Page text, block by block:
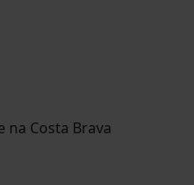
Costa Brava